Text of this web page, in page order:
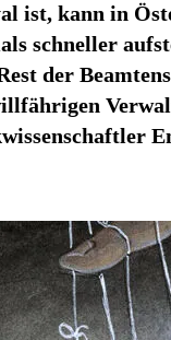
ist, kann in
schneller
der